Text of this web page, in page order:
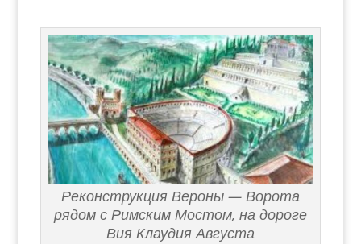
Реконструкция Вероны — Ворота
рядом с Римским Мостом, на дороге
Вия Клаудия Августа